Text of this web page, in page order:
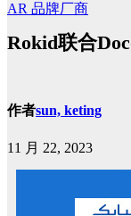
AR 品牌厂商
Rokid联合
作者sun, keting
11 月 22, 2023